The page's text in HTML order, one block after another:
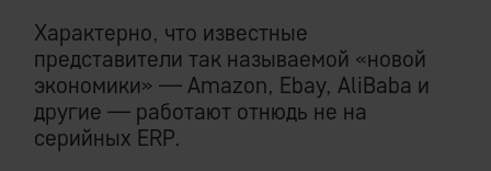
Характерно, что известные
представители так называемой «новой
экономики» — Amazon, Ebay, AliBaba и
другие — работают отнюдь не на
серийных ERP.